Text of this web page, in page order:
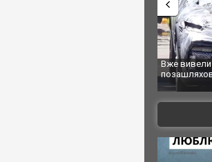
Вже вивели на тести: Ferrari
позашляховика Purosangue.